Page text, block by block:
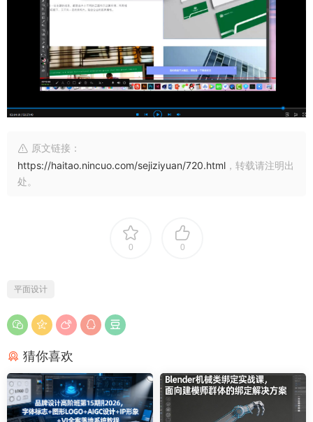
原文链接：
https://haitao.nincuo.com/sejiziyuan/720.html ，转载请注明出
处。
0 0
平面设计
猜你喜欢